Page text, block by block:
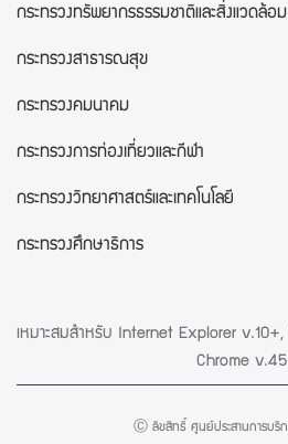
กระทรวงทรัพยากรธรรมชาติและสิ่งแวดล้อม
กระทรวงสาธารณสุข
กระทรวงคมนาคม
กระทรวงการท่องเที่ยวและกีฬา
กระทรวงวิทยาศาสตร์และเทคโนโลยี
กระทรวงศึกษาธิการ
เหมาะสมสำหรับ Internet Explorer
Chrome
Ⓒ ลิขสิทธิ์ ศูนย์ประสานการบริก